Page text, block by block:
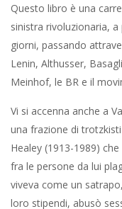
Questo libro è una
sinistra rivoluzionaria, a
giorni, passando
Lenin, Althusser,
Meinhof, le BR e il
Vi si accenna anche a
una frazione di
Healey (1913-1989)
fra le persone da lui
viveva come un
loro stipendi, abusò